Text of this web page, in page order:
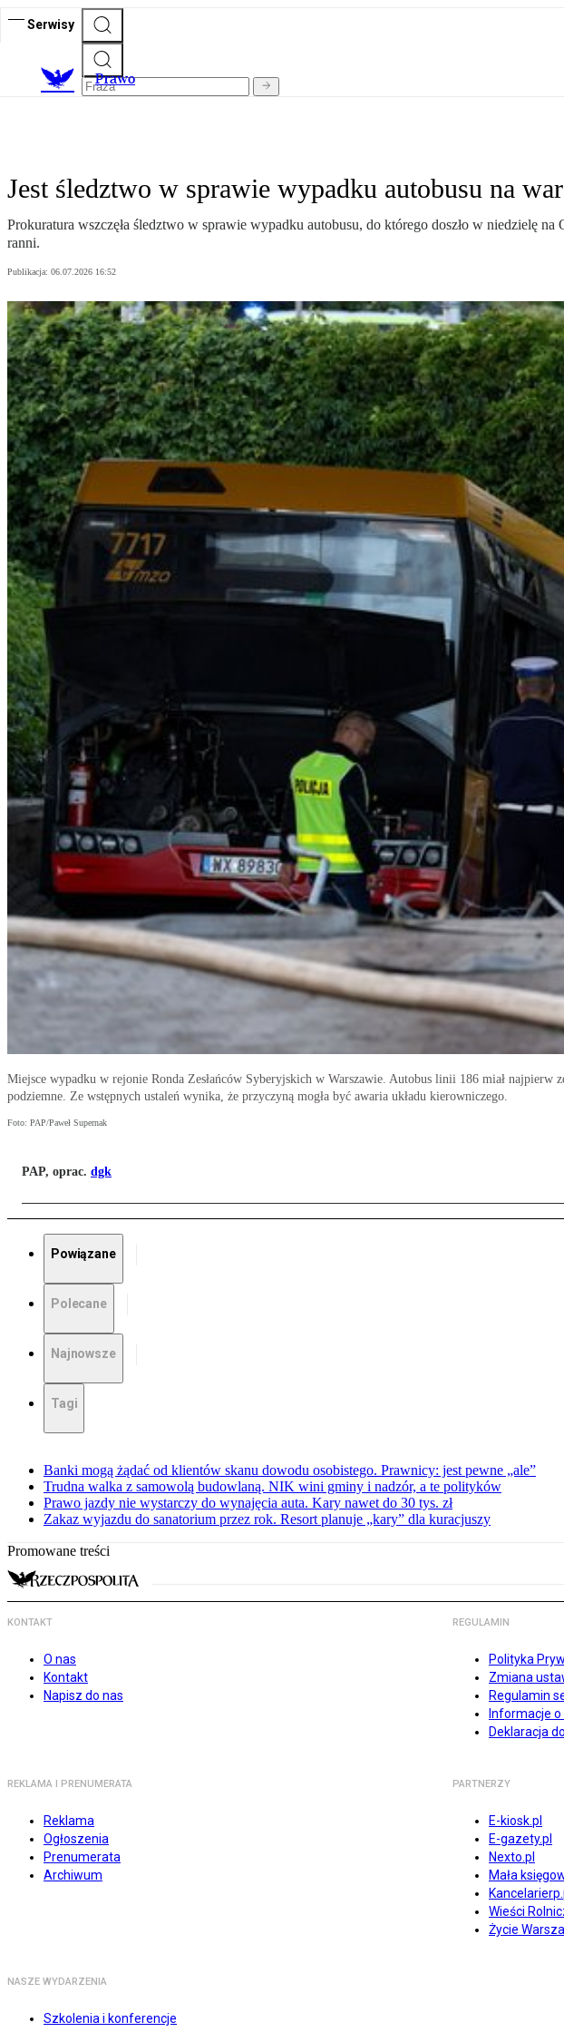
Serwisy
Prawo
Jest śledztwo w sprawie wypadku autobusu na
Prokuratura wszczęła śledztwo w sprawie wypadku autobusu, do którego doszło w niedzielę
ranni.
Publikacja: 06.07.2026 16:52
Miejsce wypadku w rejonie Ronda Zesłańców Syberyjskich w Warszawie. Autobus linii 186 miał najpierw
podziemne. Ze wstępnych ustaleń wynika, że przyczyną mogła być awaria układu kierowniczego.
Foto: PAP/Paweł Supernak
PAP, oprac. dgk
Powiązane
Polecane
Najnowsze
Tagi
Banki mogą żądać od klientów skanu dowodu osobistego. Prawnicy: jest pewne „ale”
Trudna walka z samowolą budowlaną. NIK wini gminy i nadzór, a te polityków
Prawo jazdy nie wystarczy do wynajęcia auta. Kary nawet do 30 tys. zł
Zakaz wyjazdu do sanatorium przez rok. Resort planuje „kary” dla kuracjuszy
Promowane treści
KONTAKT
O nas
Kontakt
Napisz do nas
REGULAMIN
Polityka
Zmiana
Regulamin
Informacje
Deklaracja
REKLAMA I PRENUMERATA
Reklama
Ogłoszenia
Prenumerata
Archiwum
PARTNERZY
E-kiosk.pl
E-gazety.pl
Nexto.pl
Mała
Wieści
Życie
NASZE WYDARZENIA
Szkolenia i konferencje